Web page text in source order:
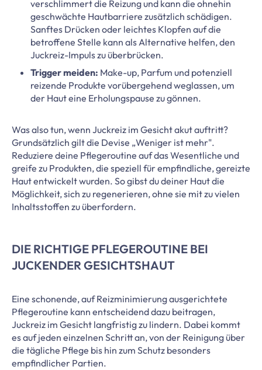
verschlimmert die Reizung und kann die ohnehin
geschwächte Hautbarriere zusätzlich schädigen.
Sanftes Drücken oder leichtes Klopfen auf die
betroffene Stelle kann als Alternative helfen, den
Juckreiz-Impuls zu überbrücken.
Trigger meiden: Make-up, Parfum und potenziell
reizende Produkte vorübergehend weglassen, um
der Haut eine Erholungspause zu gönnen.
Was also tun, wenn Juckreiz im Gesicht akut auftritt?
Grundsätzlich gilt die Devise „Weniger ist mehr".
Reduziere deine Pflegeroutine auf das Wesentliche und
greife zu Produkten, die speziell für empfindliche, gereizte
Haut entwickelt wurden. So gibst du deiner Haut die
Möglichkeit, sich zu regenerieren, ohne sie mit zu vielen
Inhaltsstoffen zu überfordern.
DIE RICHTIGE PFLEGEROUTINE BEI
JUCKENDER GESICHTSHAUT
Eine schonende, auf Reizminimierung ausgerichtete
Pflegeroutine kann entscheidend dazu beitragen,
Juckreiz im Gesicht langfristig zu lindern. Dabei kommt
es auf jeden einzelnen Schritt an, von der Reinigung über
die tägliche Pflege bis hin zum Schutz besonders
empfindlicher Partien.